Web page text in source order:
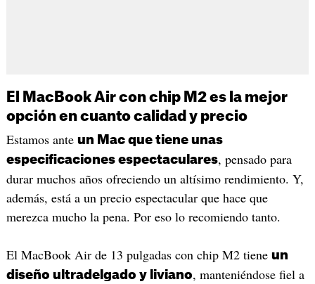
El MacBook Air con chip M2 es la mejor
opción en cuanto calidad y precio
Estamos ante un Mac que tiene unas
especificaciones espectaculares, pensado para
durar muchos años ofreciendo un altísimo rendimiento. Y,
además, está a un precio espectacular que hace que
merezca mucho la pena. Por eso lo recomiendo tanto.
El MacBook Air de 13 pulgadas con chip M2 tiene un
diseño ultradelgado y liviano, manteniéndose fiel a